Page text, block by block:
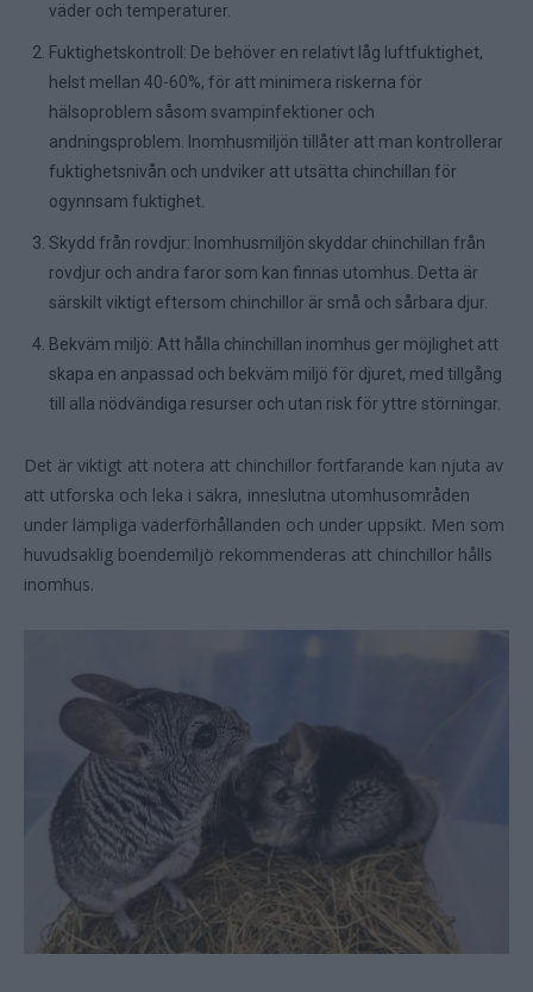
väder och temperaturer.
Fuktighetskontroll: De behöver en relativt låg luftfuktighet,
helst mellan 40-60%, för att minimera riskerna för
hälsoproblem såsom svampinfektioner och
andningsproblem. Inomhusmiljön tillåter att man kontrollerar
fuktighetsnivån och undviker att utsätta chinchillan för
ogynnsam fuktighet.
Skydd från rovdjur: Inomhusmiljön skyddar chinchillan från
rovdjur och andra faror som kan finnas utomhus. Detta är
särskilt viktigt eftersom chinchillor är små och sårbara djur.
Bekväm miljö: Att hålla chinchillan inomhus ger möjlighet att
skapa en anpassad och bekväm miljö för djuret, med tillgång
till alla nödvändiga resurser och utan risk för yttre störningar.
Det är viktigt att notera att chinchillor fortfarande kan njuta av
att utforska och leka i säkra, inneslutna utomhusområden
under lämpliga väderförhållanden och under uppsikt. Men som
huvudsaklig boendemiljö rekommenderas att chinchillor hålls
inomhus.